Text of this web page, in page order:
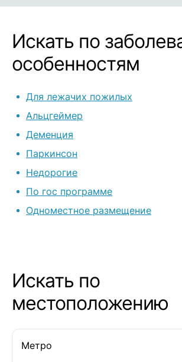
Искать по
особенностям
Для лежачих пожилых
Альцгеймер
Деменция
Паркинсон
Недорогие
По гос программе
Одноместное размещение
Искать по
местоположению
Метро